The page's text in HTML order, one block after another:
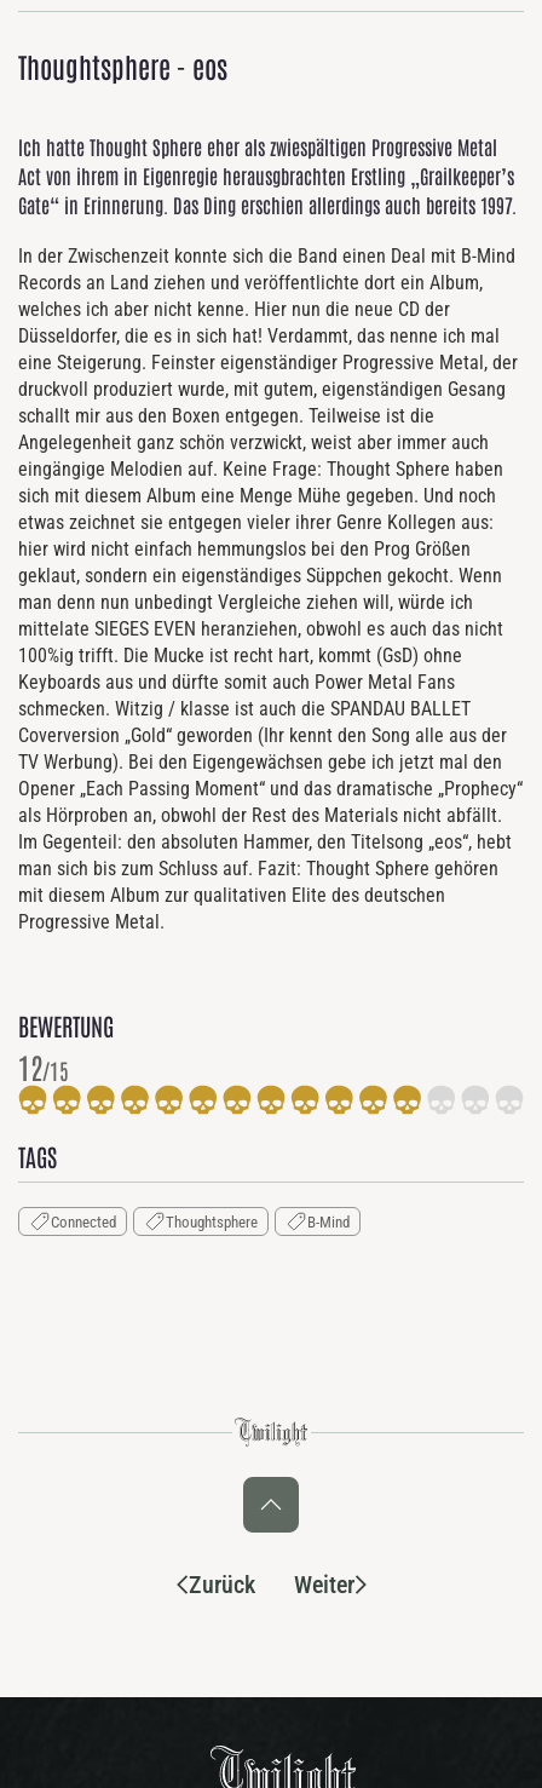
Thoughtsphere - eos
Ich hatte Thought Sphere eher als zwiespältigen Progressive Metal
Act von ihrem in Eigenregie herausgbrachten Erstling „Grailkeeper’s
Gate“ in Erinnerung. Das Ding erschien allerdings auch bereits 1997.
In der Zwischenzeit konnte sich die Band einen Deal mit B-Mind
Records an Land ziehen und veröffentlichte dort ein Album,
welches ich aber nicht kenne. Hier nun die neue CD der
Düsseldorfer, die es in sich hat! Verdammt, das nenne ich mal
eine Steigerung. Feinster eigenständiger Progressive Metal, der
druckvoll produziert wurde, mit gutem, eigenständigen Gesang
schallt mir aus den Boxen entgegen. Teilweise ist die
Angelegenheit ganz schön verzwickt, weist aber immer auch
eingängige Melodien auf. Keine Frage: Thought Sphere haben
sich mit diesem Album eine Menge Mühe gegeben. Und noch
etwas zeichnet sie entgegen vieler ihrer Genre Kollegen aus:
hier wird nicht einfach hemmungslos bei den Prog Größen
geklaut, sondern ein eigenständiges Süppchen gekocht. Wenn
man denn nun unbedingt Vergleiche ziehen will, würde ich
mittelate SIEGES EVEN heranziehen, obwohl es auch das nicht
100%ig trifft. Die Mucke ist recht hart, kommt (GsD) ohne
Keyboards aus und dürfte somit auch Power Metal Fans
schmecken. Witzig / klasse ist auch die SPANDAU BALLET
Coverversion „Gold“ geworden (Ihr kennt den Song alle aus der
TV Werbung). Bei den Eigengewächsen gebe ich jetzt mal den
Opener „Each Passing Moment“ und das dramatische „Prophecy“
als Hörproben an, obwohl der Rest des Materials nicht abfällt.
Im Gegenteil: den absoluten Hammer, den Titelsong „eos“, hebt
man sich bis zum Schluss auf. Fazit: Thought Sphere gehören
mit diesem Album zur qualitativen Elite des deutschen
Progressive Metal.
BEWERTUNG
12/15
TAGS
Connected Thoughtsphere B-Mind
Zurück Weiter